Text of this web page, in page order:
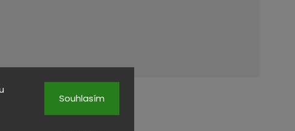
Souhlasím